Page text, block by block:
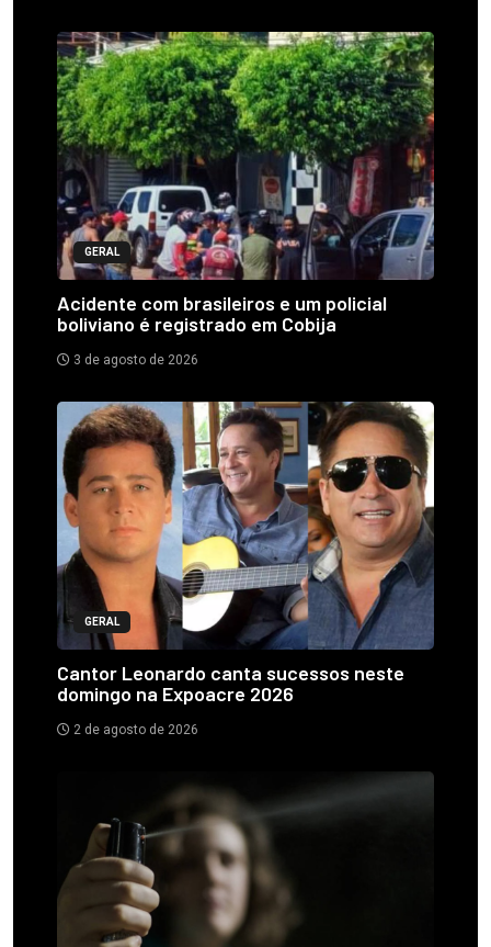
GERAL
Acidente com brasileiros e um policial
boliviano é registrado em Cobija
3 de agosto de 2026
GERAL
Cantor Leonardo canta sucessos neste
domingo na Expoacre 2026
2 de agosto de 2026